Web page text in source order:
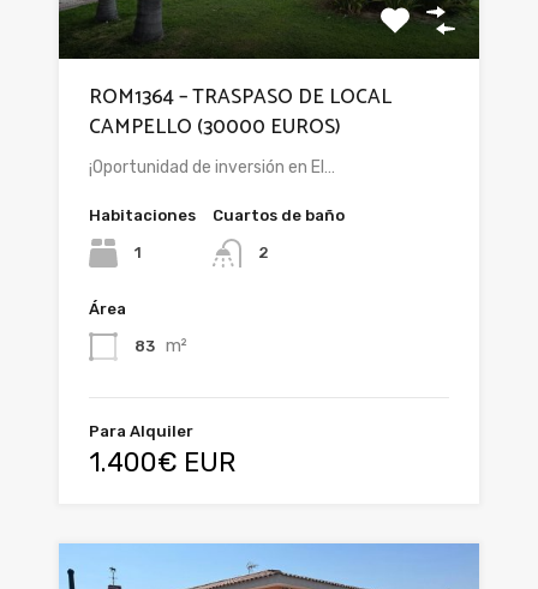
ROM1364 – TRASPASO DE LOCAL
CAMPELLO (30000 EUROS)
¡Oportunidad de inversión en El…
Habitaciones
1
Cuartos de baño
2
Área
83 m²
Para Alquiler
1.400€ EUR